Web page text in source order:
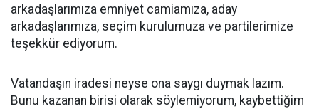
arkadaşlarımıza emniyet camiamıza, aday
arkadaşlarımıza, seçim kurulumuza ve partilerimize
teşekkür ediyorum.
Vatandaşın iradesi neyse ona saygı duymak lazım.
Bunu kazanan birisi olarak söylemiyorum, kaybettiğim